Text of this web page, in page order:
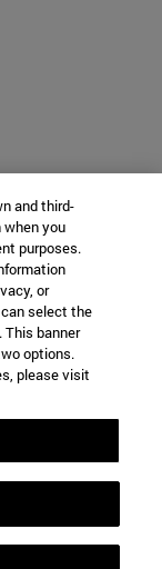
and third-
you
purposes.
or
select the
This banner
options.
please visit